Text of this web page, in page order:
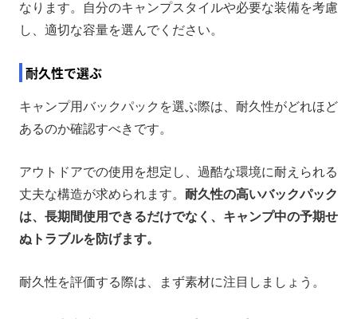
なります。自分のキャンプスタイルや必要な装備を考慮
し、適切な容量を選んでください。
耐久性で選ぶ
キャンプ用バックパックを選ぶ際は、耐久性がどれほど
あるのか確認すべきです。
アウトドアでの使用を想定し、過酷な環境に耐えられる
丈夫な構造が求められます。 耐久性の高いバックパック
は、長期間使用できるだけでなく、キャンプ中の予期せ
ぬトラブルを防げます。
耐久性を評価する際は、まず素材に注目しましょう。